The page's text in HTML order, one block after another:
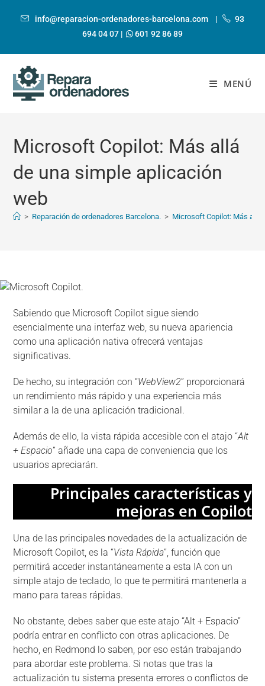
info@reparacion-ordenadores-barcelona.com |
93
694 04 07 | 601 92 86 89
MENÚ
Microsoft Copilot: Más allá
de una simple aplicación
web
> Reparación de ordenadores Barcelona. > Microsoft Copilot: Más allá
Sabiendo que Microsoft Copilot sigue siendo
esencialmente una interfaz web, su nueva apariencia
como una aplicación nativa ofrecerá ventajas
significativas.
De hecho, su integración con “WebView2” proporcionará
un rendimiento más rápido y una experiencia más
similar a la de una aplicación tradicional.
Además de ello, la vista rápida accesible con el atajo “Alt
+ Espacio” añade una capa de conveniencia que los
usuarios apreciarán.
Principales características y
mejoras en Copilot
Una de las principales novedades de la actualización de
Microsoft Copilot, es la “Vista Rápida”, función que
permitirá acceder instantáneamente a esta IA con un
simple atajo de teclado, lo que te permitirá mantenerla a
mano para tareas rápidas.
No obstante, debes saber que este atajo “Alt + Espacio”
podría entrar en conflicto con otras aplicaciones. De
hecho, en Redmond lo saben, por eso están trabajando
para abordar este problema. Si notas que tras la
actualización tu sistema presenta errores o conflictos de